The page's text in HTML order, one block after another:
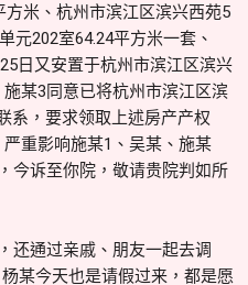
米、杭州市滨江区滨兴西苑5
元202室64.24平方米一套、
日又安置于杭州市滨江区滨兴
某3同意已将杭州市滨江区滨
系，要求领取上述房产产权
重影响施某1、吴某、施某
今诉至你院，敬请贵院判如所
还通过亲戚、朋友一起去调
某今天也是请假过来，都是愿